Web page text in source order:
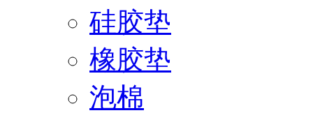
硅胶垫
橡胶垫
泡棉